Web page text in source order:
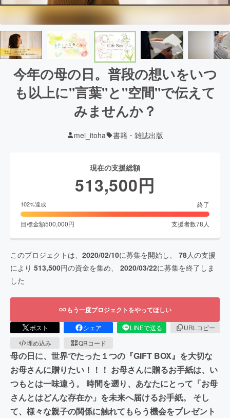
今年の母の日。普段の想いをいつ
も以上に"言葉"と"空間"で伝えて
みませんか？
mei_itoha 書籍・雑誌出版
現在の支援総額
513,500円
102%達成 終了
目標金額500,000円 支援者数78 人
このプロジェクトは、 2020/02/10に募集を開始し、 78人の支援
により 513,500円の資金を集め、 2020/03/22に募集を終了しま
した
もう一度プロジェクトをやってほしい
ポスト シェア LINEで送る
URLコピー
埋め込み
QRコード
母の日に、世界でたった１つの『GIFT BOX』を大切な
お母さんに贈りたい！！！ お母さんに贈るお手紙は、い
つもとは一味違う。 時間を遡り、あなたにとって「お母
さんとはどんな存在か」を未来へ届けるお手紙。 そし
て、様々な親子の関係に触れてもらう機会をプレゼント